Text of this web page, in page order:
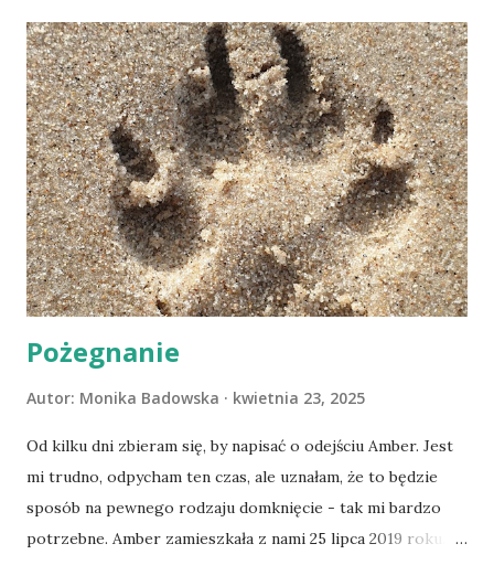
Pożegnanie
Autor: Monika Badowska kwietnia 23, 2025
Od kilku dni zbieram się, by napisać o odejściu Amber. Jest
mi trudno, odpycham ten czas, ale uznałam, że to będzie
sposób na pewnego rodzaju domknięcie - tak mi bardzo
potrzebne. Amber zamieszkała z nami 25 lipca 2019 roku.